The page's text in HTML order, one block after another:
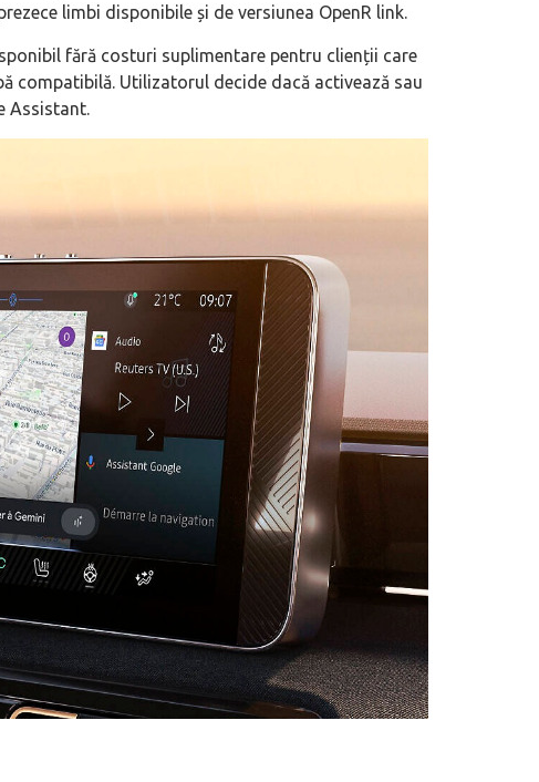
limbi disponibile și de versiunea OpenR link.
fără costuri suplimentare pentru clienții care
compatibilă. Utilizatorul decide dacă activează sau
Assistant.